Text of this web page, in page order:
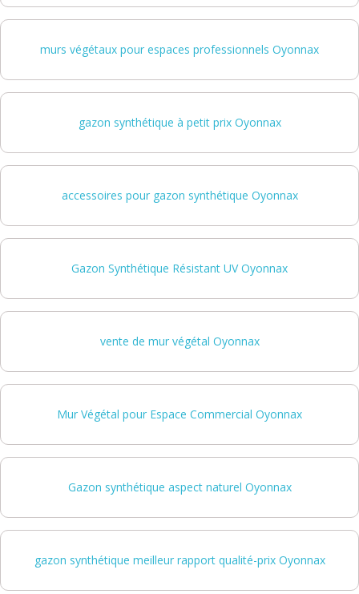
murs végétaux pour espaces professionnels Oyonnax
gazon synthétique à petit prix Oyonnax
accessoires pour gazon synthétique Oyonnax
Gazon Synthétique Résistant UV Oyonnax
vente de mur végétal Oyonnax
Mur Végétal pour Espace Commercial Oyonnax
Gazon synthétique aspect naturel Oyonnax
gazon synthétique meilleur rapport qualité-prix Oyonnax